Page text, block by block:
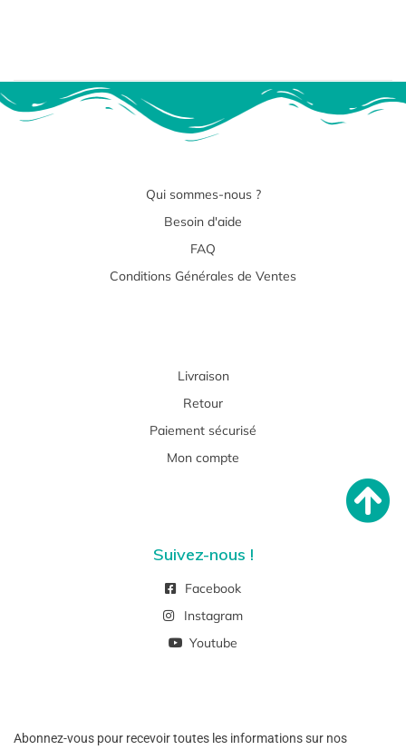
Qui sommes-nous ?
Besoin d'aide
FAQ
Conditions Générales de Ventes
Livraison
Retour
Paiement sécurisé
Mon compte
Suivez-nous !
Facebook
Instagram
Youtube
Abonnez-vous pour recevoir toutes les informations sur nos